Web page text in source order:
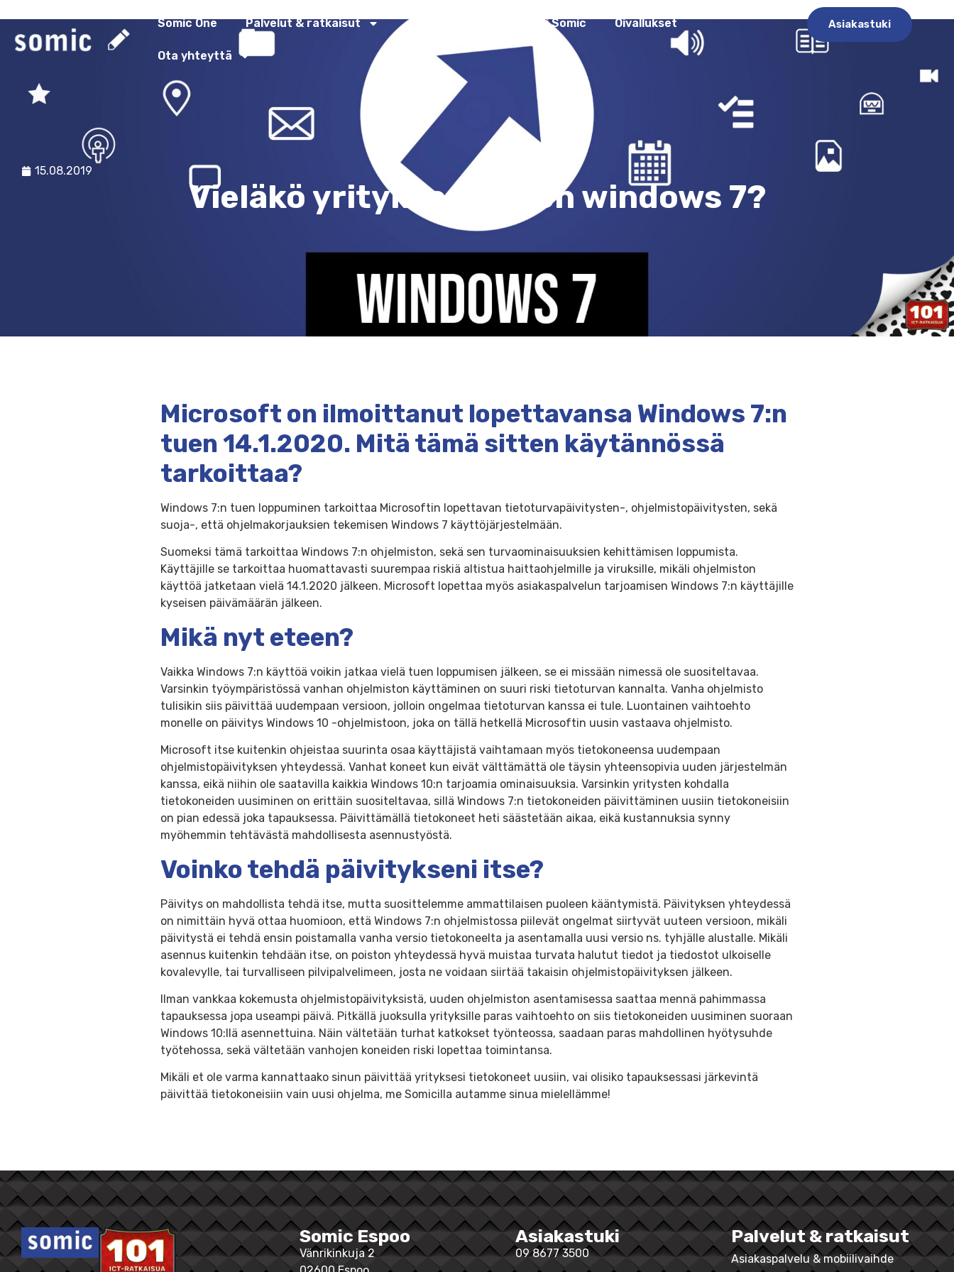
Somic One Palvelut & ratkaisut Asiakastarinat Miksi Somic Oivallukset
Ota yhteyttä
Asiakastuki
15.08.2019
Vieläkö yrityksessäsi on windows 7?
Microsoft on ilmoittanut lopettavansa Windows 7:n
tuen 14.1.2020. Mitä tämä sitten käytännössä
tarkoittaa?
Windows 7:n tuen loppuminen tarkoittaa Microsoftin lopettavan tietoturvapäivitysten-, ohjelmistopäivitysten, sekä
suoja-, että ohjelmakorjauksien tekemisen Windows 7 käyttöjärjestelmään.
Suomeksi tämä tarkoittaa Windows 7:n ohjelmiston, sekä sen turvaominaisuuksien kehittämisen loppumista.
Käyttäjille se tarkoittaa huomattavasti suurempaa riskiä altistua haittaohjelmille ja viruksille, mikäli ohjelmiston
käyttöä jatketaan vielä 14.1.2020 jälkeen. Microsoft lopettaa myös asiakaspalvelun tarjoamisen Windows 7:n käyttäjille
kyseisen päivämäärän jälkeen.
Mikä nyt eteen?
Vaikka Windows 7:n käyttöä voikin jatkaa vielä tuen loppumisen jälkeen, se ei missään nimessä ole suositeltavaa.
Varsinkin työympäristössä vanhan ohjelmiston käyttäminen on suuri riski tietoturvan kannalta. Vanha ohjelmisto
tulisikin siis päivittää uudempaan versioon, jolloin ongelmaa tietoturvan kanssa ei tule. Luontainen vaihtoehto
monelle on päivitys Windows 10 -ohjelmistoon, joka on tällä hetkellä Microsoftin uusin vastaava ohjelmisto.
Microsoft itse kuitenkin ohjeistaa suurinta osaa käyttäjistä vaihtamaan myös tietokoneensa uudempaan
ohjelmistopäivityksen yhteydessä. Vanhat koneet kun eivät välttämättä ole täysin yhteensopivia uuden järjestelmän
kanssa, eikä niihin ole saatavilla kaikkia Windows 10:n tarjoamia ominaisuuksia. Varsinkin yritysten kohdalla
tietokoneiden uusiminen on erittäin suositeltavaa, sillä Windows 7:n tietokoneiden päivittäminen uusiin tietokoneisiin
on pian edessä joka tapauksessa. Päivittämällä tietokoneet heti säästetään aikaa, eikä kustannuksia synny
myöhemmin tehtävästä mahdollisesta asennustyöstä.
Voinko tehdä päivitykseni itse?
Päivitys on mahdollista tehdä itse, mutta suosittelemme ammattilaisen puoleen kääntymistä. Päivityksen yhteydessä
on nimittäin hyvä ottaa huomioon, että Windows 7:n ohjelmistossa piilevät ongelmat siirtyvät uuteen versioon, mikäli
päivitystä ei tehdä ensin poistamalla vanha versio tietokoneelta ja asentamalla uusi versio ns. tyhjälle alustalle. Mikäli
asennus kuitenkin tehdään itse, on poiston yhteydessä hyvä muistaa turvata halutut tiedot ja tiedostot ulkoiselle
kovalevylle, tai turvalliseen pilvipalvelimeen, josta ne voidaan siirtää takaisin ohjelmistopäivityksen jälkeen.
Ilman vankkaa kokemusta ohjelmistopäivityksistä, uuden ohjelmiston asentamisessa saattaa mennä pahimmassa
tapauksessa jopa useampi päivä. Pitkällä juoksulla yrityksille paras vaihtoehto on siis tietokoneiden uusiminen suoraan
Windows 10:llä asennettuina. Näin vältetään turhat katkokset työnteossa, saadaan paras mahdollinen hyötysuhde
työtehossa, sekä vältetään vanhojen koneiden riski lopettaa toimintansa.
Mikäli et ole varma kannattaako sinun päivittää yrityksesi tietokoneet uusiin, vai olisiko tapauksessasi järkevintä
päivittää tietokoneisiin vain uusi ohjelma, me Somicilla autamme sinua mielellämme!
Somic Espoo
Vänrikinkuja 2
Asiakastuki
09 8677 3500
Palvelut & ratkaisut
Asiakaspalvelu & mobiilivaihde